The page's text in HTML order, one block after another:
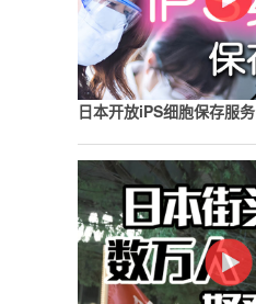
日本开放iPS细胞保存服务